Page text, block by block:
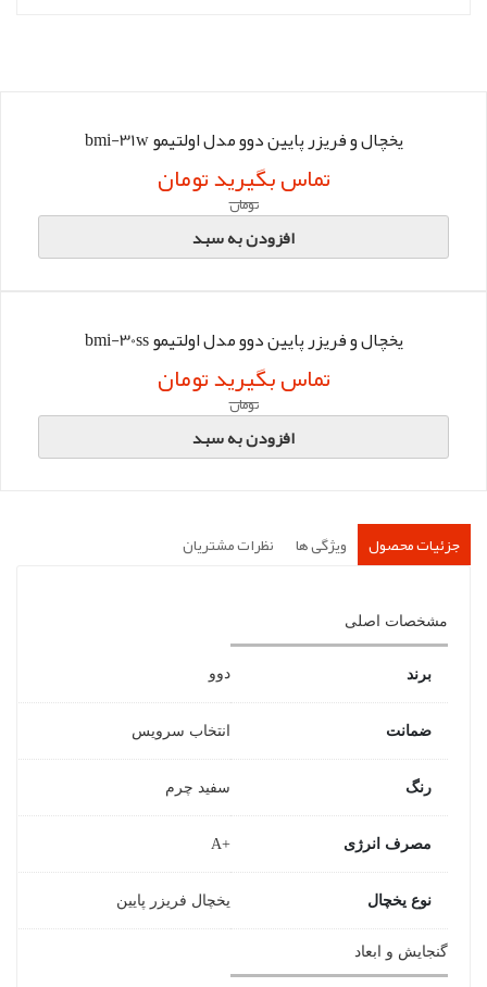
یخچال و فریزر پایین دوو مدل اولتیمو bmi-31w
تماس بگیرید تومان
تومان
افزودن به سبد
یخچال و فریزر پایین دوو مدل اولتیمو bmi-30ss
تماس بگیرید تومان
تومان
افزودن به سبد
جزئیات محصول ویژگی ها نظرات مشتریان
مشخصات اصلی
برند دوو
ضمانت انتخاب سرویس
رنگ سفید چرم
مصرف انرژی +A
نوع یخچال یخچال فریزر پایین
گنجایش و ابعاد